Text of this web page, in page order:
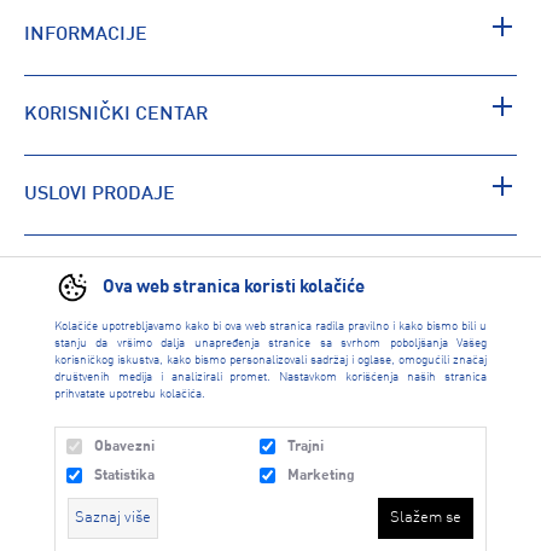
Ova web stranica koristi kolačiće
Kolačiće upotrebljavamo kako bi ova web stranica radila pravilno i kako bismo bili u
stanju da vršimo dalja unapređenja stranice sa svrhom poboljšanja Vašeg
korisničkog iskustva, kako bismo personalizovali sadržaj i oglase, omogućili značaj
društvenih medija i analizirali promet. Nastavkom korišćenja naših stranica
prihvatate upotrebu kolačića.
Obavezni
Trajni
Statistika
Marketing
Saznaj više Slažem se
INFORMACIJE
KORISNIČKI CENTAR
USLOVI PRODAJE
PRONAĐI RADNJU
INTERSPORT 2026 created by Enetel Solutions